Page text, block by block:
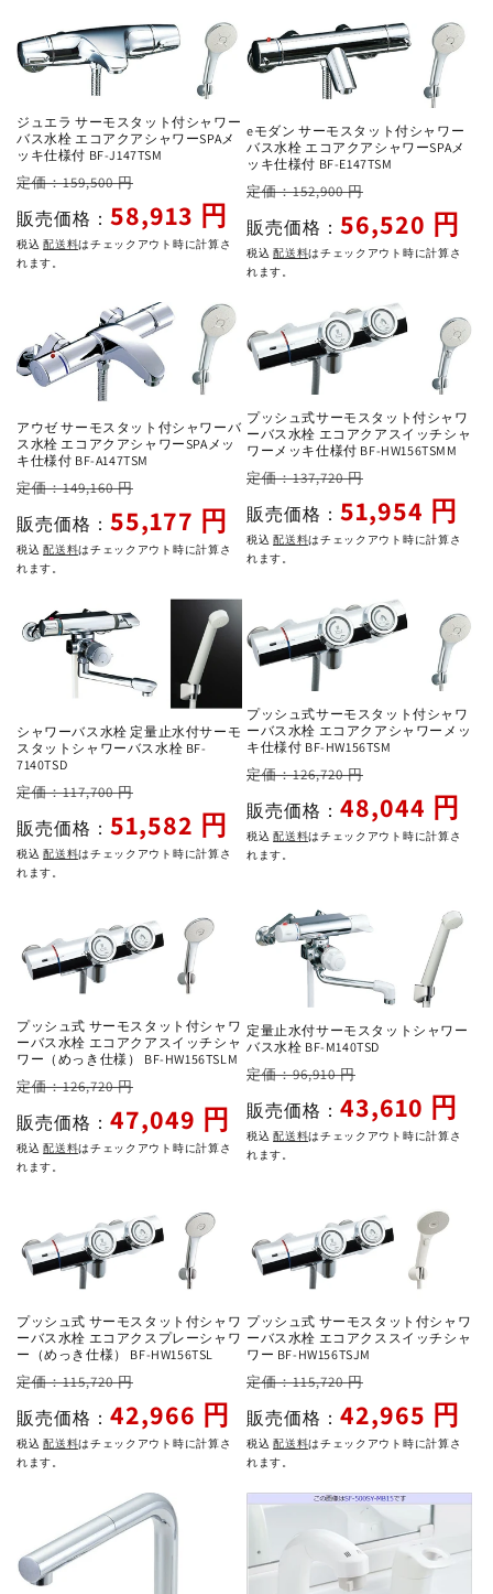
ジュエラ サーモスタット付シャワー
バス水栓 エコアクアシャワーSPAメ
ッキ仕様付 BF-J147TSM
通
常
価
格
定価：159,500 円
ー
ル
販売価格： 58,913 円
税込配送料はチェックアウト時に計算さ
れます。
eモダン サーモスタット付シャワー
バス水栓 エコアクアシャワーSPAメ
ッキ仕様付 BF-E147TSM
通
常
価
格
定価：152,900 円
ー
ル
販売価格： 56,520 円
税込配送料はチェックアウト時に計算さ
れます。
アウゼ サーモスタット付シャワーバ
ス水栓 エコアクアシャワーSPAメッ
キ仕様付 BF-A147TSM
通
常
価
格
定価：149,160 円
ー
ル
販売価格： 55,177 円
税込配送料はチェックアウト時に計算さ
れます。
プッシュ式サーモスタット付シャワ
ーバス水栓 エコアクアスイッチシャ
ワーメッキ仕様付 BF-HW156TSMM
通
常
価
格
定価：137,720 円
ー
ル
販売価格： 51,954 円
税込配送料はチェックアウト時に計算さ
れます。
シャワーバス水栓 定量止水付サーモ
スタットシャワーバス水栓 BF-
7140TSD
通
常
価
格
定価：117,700 円
ー
ル
販売価格： 51,582 円
税込配送料はチェックアウト時に計算さ
れます。
プッシュ式サーモスタット付シャワ
ーバス水栓 エコアクアシャワーメッ
キ仕様付 BF-HW156TSM
通
常
価
格
定価：126,720 円
ー
ル
販売価格： 48,044 円
税込配送料はチェックアウト時に計算さ
れます。
プッシュ式 サーモスタット付シャワ
ーバス水栓 エコアクアスイッチシャ
ワー（めっき仕様） BF-HW156TSLM
通
常
価
格
定価：126,720 円
ー
ル
販売価格： 47,049 円
税込配送料はチェックアウト時に計算さ
れます。
定量止水付サーモスタットシャワー
バス水栓 BF-M140TSD
通
常
価
格
定価：96,910 円
ー
ル
販売価格： 43,610 円
税込配送料はチェックアウト時に計算さ
れます。
プッシュ式 サーモスタット付シャワ
ーバス水栓 エコアクスプレーシャワ
ー（めっき仕様） BF-HW156TSL
通
常
価
格
定価：115,720 円
ー
ル
販売価格： 42,966 円
税込配送料はチェックアウト時に計算さ
れます。
プッシュ式 サーモスタット付シャワ
ーバス水栓 エコアクススイッチシャ
ワー BF-HW156TSJM
通
常
価
格
定価：115,720 円
ー
ル
販売価格： 42,965 円
税込配送料はチェックアウト時に計算さ
れます。